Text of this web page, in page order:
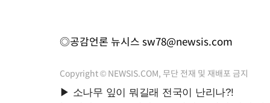
◎공감언론 뉴시스 sw78@newsis.com
Copyright © NEWSIS.COM, 무단 전재 및 재배포 금지